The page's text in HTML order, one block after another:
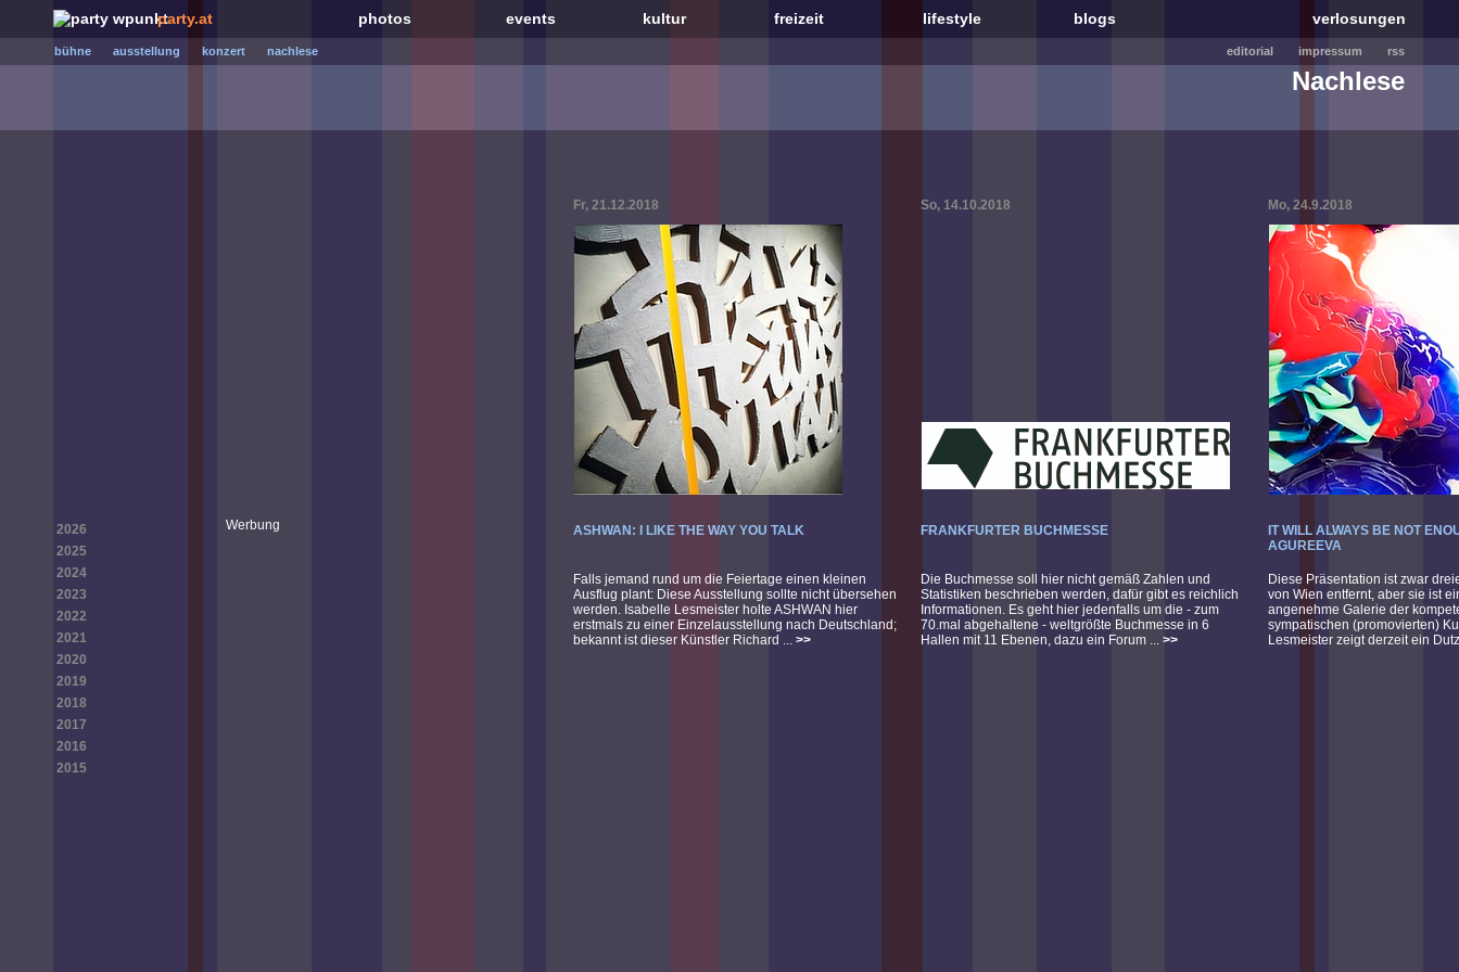
party.at photos events kultur freizeit lifestyle blogs verlosungen
bühne ausstellung konzert nachlese editorial impressum rss
Nachlese
2026
2025
2024
2023
2022
2021
2020
2019
2018
2017
2016
2015
Werbung
Fr, 21.12.2018
ASHWAN: I LIKE THE WAY YOU TALK
Falls jemand rund um die Feiertage einen kleinen
Ausflug plant: Diese Ausstellung sollte nicht übersehen
werden. Isabelle Lesmeister holte ASHWAN hier
erstmals zu einer Einzelausstellung nach Deutschland;
bekannt ist dieser Künstler Richard ... >>
So, 14.10.2018
FRANKFURTER BUCHMESSE
Die Buchmesse soll hier nicht gemäß Zahlen und
Statistiken beschrieben werden, dafür gibt es reichlich
Informationen. Es geht hier jedenfalls um die - zum
70.mal abgehaltene - weltgrößte Buchmesse in 6
Hallen mit 11 Ebenen, dazu ein Forum ... >>
Mo, 24.9.2018
IT WILL ALWAYS BE NOT
AGUREEVA
Diese Präsentation ist zwar
von Wien entfernt, aber sie ist
angenehme Galerie der
sympatischen (promovierten)
Lesmeister zeigt derzeit ein